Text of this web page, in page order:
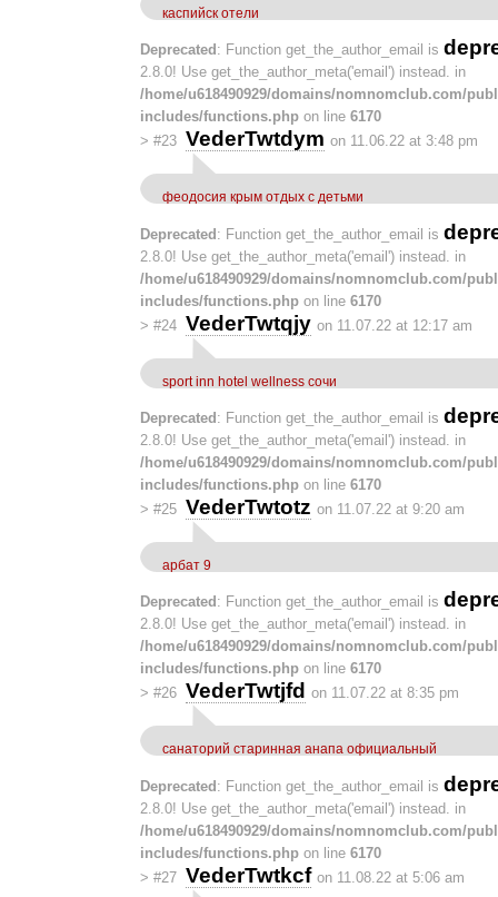
каспийск отели
Deprecated : Function get_the_author_email is
2.8.0! Use get_the_author_meta('email') instead. in
/home/u618490929/domains/nomnomclub.com/
includes/functions.php on line 6170
> #23 VederTwtdym on 11.06.22 at 3:48 pm
феодосия крым отдых с детьми
Deprecated: Function get_the_author_email is
2.8.0! Use get_the_author_meta('email') instead. in
/home/u618490929/domains/nomnomclub.com/
includes/functions.php on line 6170
> #24 VederTwtqjy on 11.07.22 at 12:17 am
sport inn hotel wellness сочи
Deprecated : Function get_the_author_email is
2.8.0! Use get_the_author_meta('email') instead. in
/home/u618490929/domains/nomnomclub.com/
includes/functions.php on line 6170
> #25 VederTwtotz on 11.07.22 at 9:20 am
арбат 9
Deprecated : Function get_the_author_email is
2.8.0! Use get_the_author_meta('email') instead. in
/home/u618490929/domains/nomnomclub.com/
includes/functions.php on line 6170
> #26 VederTwtjfd on 11.07.22 at 8:35 pm
санаторий старинная анапа официальный
Deprecated: Function get_the_author_email is
2.8.0! Use get_the_author_meta('email') instead. in
/home/u618490929/domains/nomnomclub.com/
includes/functions.php on line 6170
> #27 VederTwtkcf on 11.08.22 at 5:06 am